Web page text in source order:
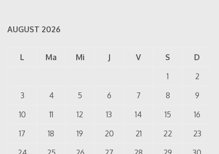
AUGUST 2026
L Ma Mi J V S
D
1
2
3
4 5 6 7 8
9
10
11 12 13 14 15
16
17
18 19 20 21 22
23